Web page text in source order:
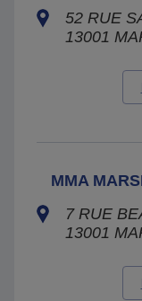
52 RUE
13001
MMA
7 RUE
13001